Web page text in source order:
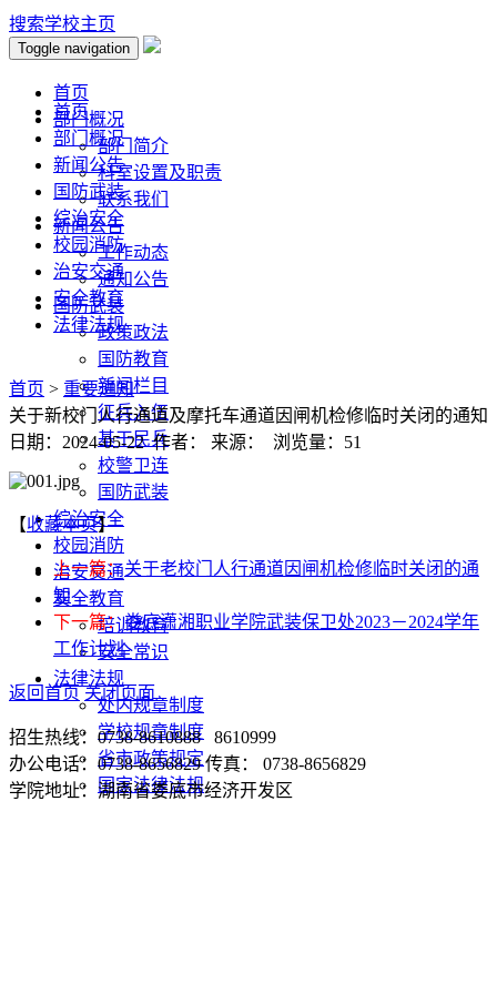
搜索学校主页
Toggle navigation
首页
部门概况
部门简介
科室设置及职责
联系我们
新闻公告
工作动态
通知公告
国防武装
政策政法
国防教育
新闻栏目
征兵入伍
基干民兵
校警卫连
国防武装
综治安全
校园消防
治安交通
安全教育
培训教育
安全常识
法律法规
处内规章制度
学校规章制度
省市政策规定
国家法律法规
首页
部门概况
新闻公告
国防武装
综治安全
校园消防
治安交通
安全教育
法律法规
首页 > 重要通知
关于新校门人行通道及摩托车通道因闸机检修临时关闭的通知
日期：2024-05-22 作者： 来源： 浏览量： 51
【收藏本页】
上一篇：关于老校门人行通道因闸机检修临时关闭的通
知
下一篇：娄底潇湘职业学院武装保卫处2023－2024学年
工作计划
返回首页 关闭页面
招生热线：0738-8610888 8610999
办公电话：0738-8656829 传真： 0738-8656829
学院地址：湖南省娄底市经济开发区